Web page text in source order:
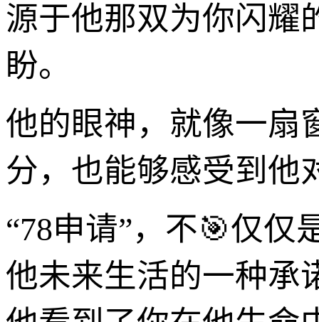
源于他那双为你闪耀
盼。
他的眼神，就像一扇
分，也能够感受到他
“78申请”，不🎯仅仅
他未来生活的一种承